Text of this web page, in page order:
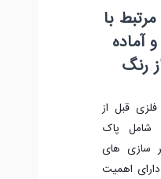
با
آماده
رنگ
قبل از
شامل پاک
سازی های
اهمیت